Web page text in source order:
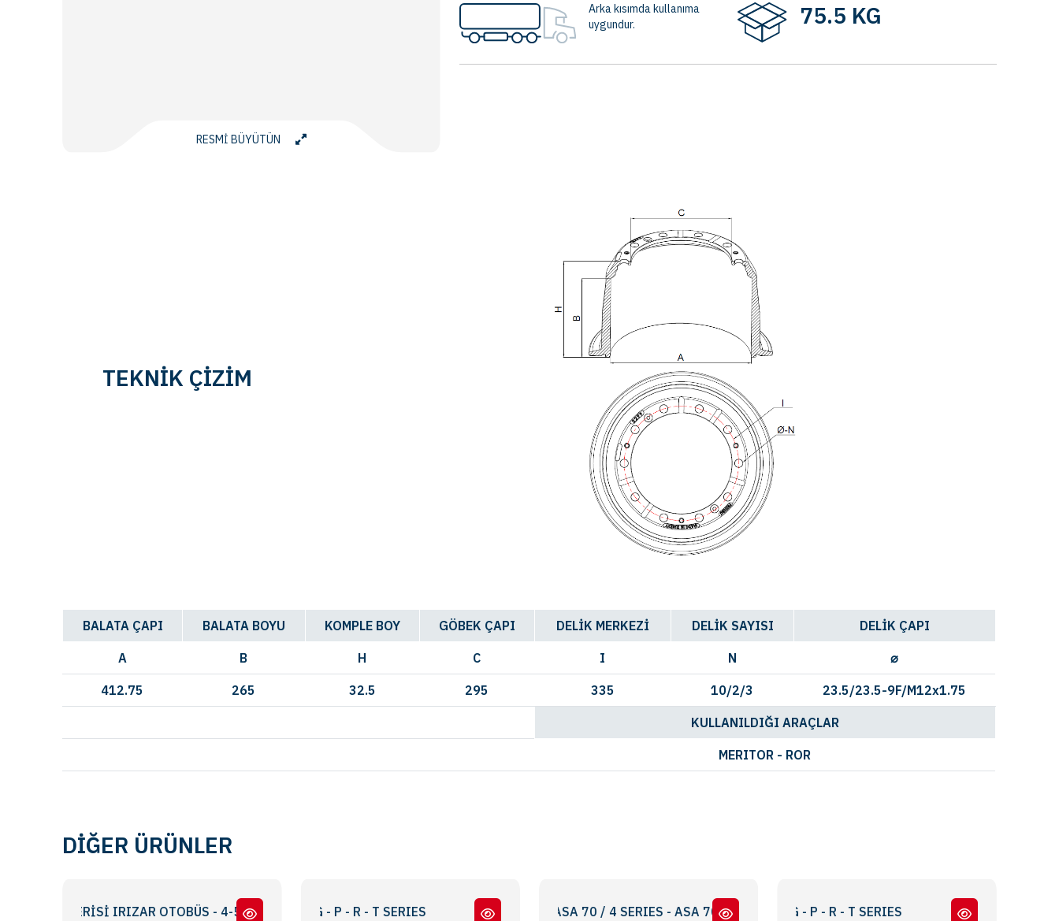
RESMİ BÜYÜTÜN
Arka kısımda kullanıma
uygundur.
75.5 KG
TEKNİK ÇİZİM
BALATA ÇAPI BALATA BOYU KOMPLE BOY GÖBEK ÇAPI DELİK MERKEZİ DELİK SAYISI DELİK ÇAPI
A B H C I N ⌀
412.75 265 32.5 295 335 10/2/3 23.5/23.5-9F/M12x1.75
KULLANILDIĞI ARAÇLAR
MERITOR - ROR
DİĞER ÜRÜNLER
IRIZAR OTOBÜS - 4-5 SERIES IRIZAR BUS
G - P - R - T SERİLERİ / G - P - R - T SERIES2,3 SERIES - AMD 105, ASA 70 / 4 SERIES - ASA 70G - P - R - T SERİLERİ / G - P - R - T SERIES